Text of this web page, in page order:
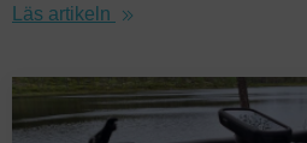
Läs artikeln